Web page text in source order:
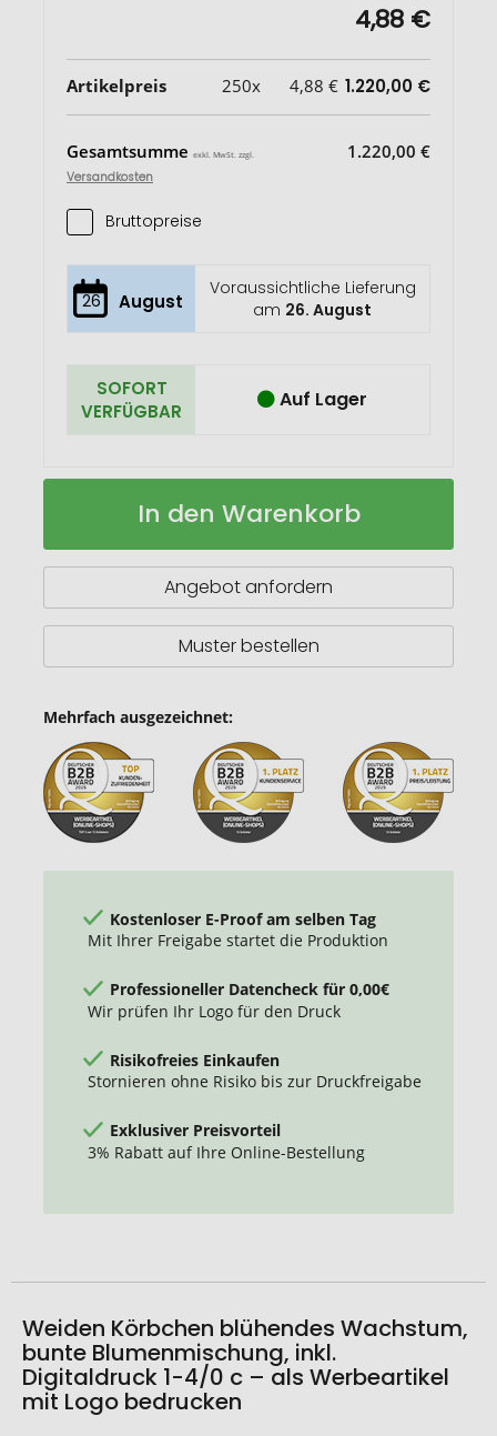
4,88 €
Artikelpreis 250x 4,88 € 1.220,00 €
Gesamtsumme exkl. MwSt. zzgl.
Versandkosten
1.220,00 €
Bruttopreise
26 August
Voraussichtliche Lieferung
am 26. August
SOFORT
VERFÜGBAR
Auf Lager
Weiden
Wachstum
Auf
In den Warenkorb
Angebot anfordern
Muster bestellen
Mehrfach ausgezeichnet:
Kostenloser E-Proof am selben Tag
Mit Ihrer Freigabe startet die Produktion
Professioneller Datencheck für 0,00€
Wir prüfen Ihr Logo für den Druck
Risikofreies Einkaufen
Stornieren ohne Risiko bis zur Druckfreigabe
Exklusiver Preisvorteil
3% Rabatt auf Ihre Online-Bestellung
Weiden Körbchen blühendes Wachstum,
bunte Blumenmischung, inkl.
Digitaldruck 1-4/0 c – als Werbeartikel
mit Logo bedrucken